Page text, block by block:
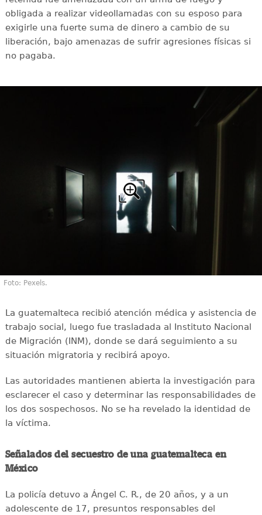
obligada a realizar videollamadas con su esposo para
exigirle una fuerte suma de dinero a cambio de su
liberación, bajo amenazas de sufrir agresiones físicas si
no pagaba.
Foto: Pexels.
La guatemalteca recibió atención médica y asistencia de
trabajo social, luego fue trasladada al Instituto Nacional
de Migración (INM), donde se dará seguimiento a su
situación migratoria y recibirá apoyo.
Las autoridades mantienen abierta la investigación para
esclarecer el caso y determinar las responsabilidades de
los dos sospechosos. No se ha revelado la identidad de
la víctima.
Señalados del secuestro de una guatemalteca en
México
La policía detuvo a Ángel C. R., de 20 años, y a un
adolescente de 17, presuntos responsables del